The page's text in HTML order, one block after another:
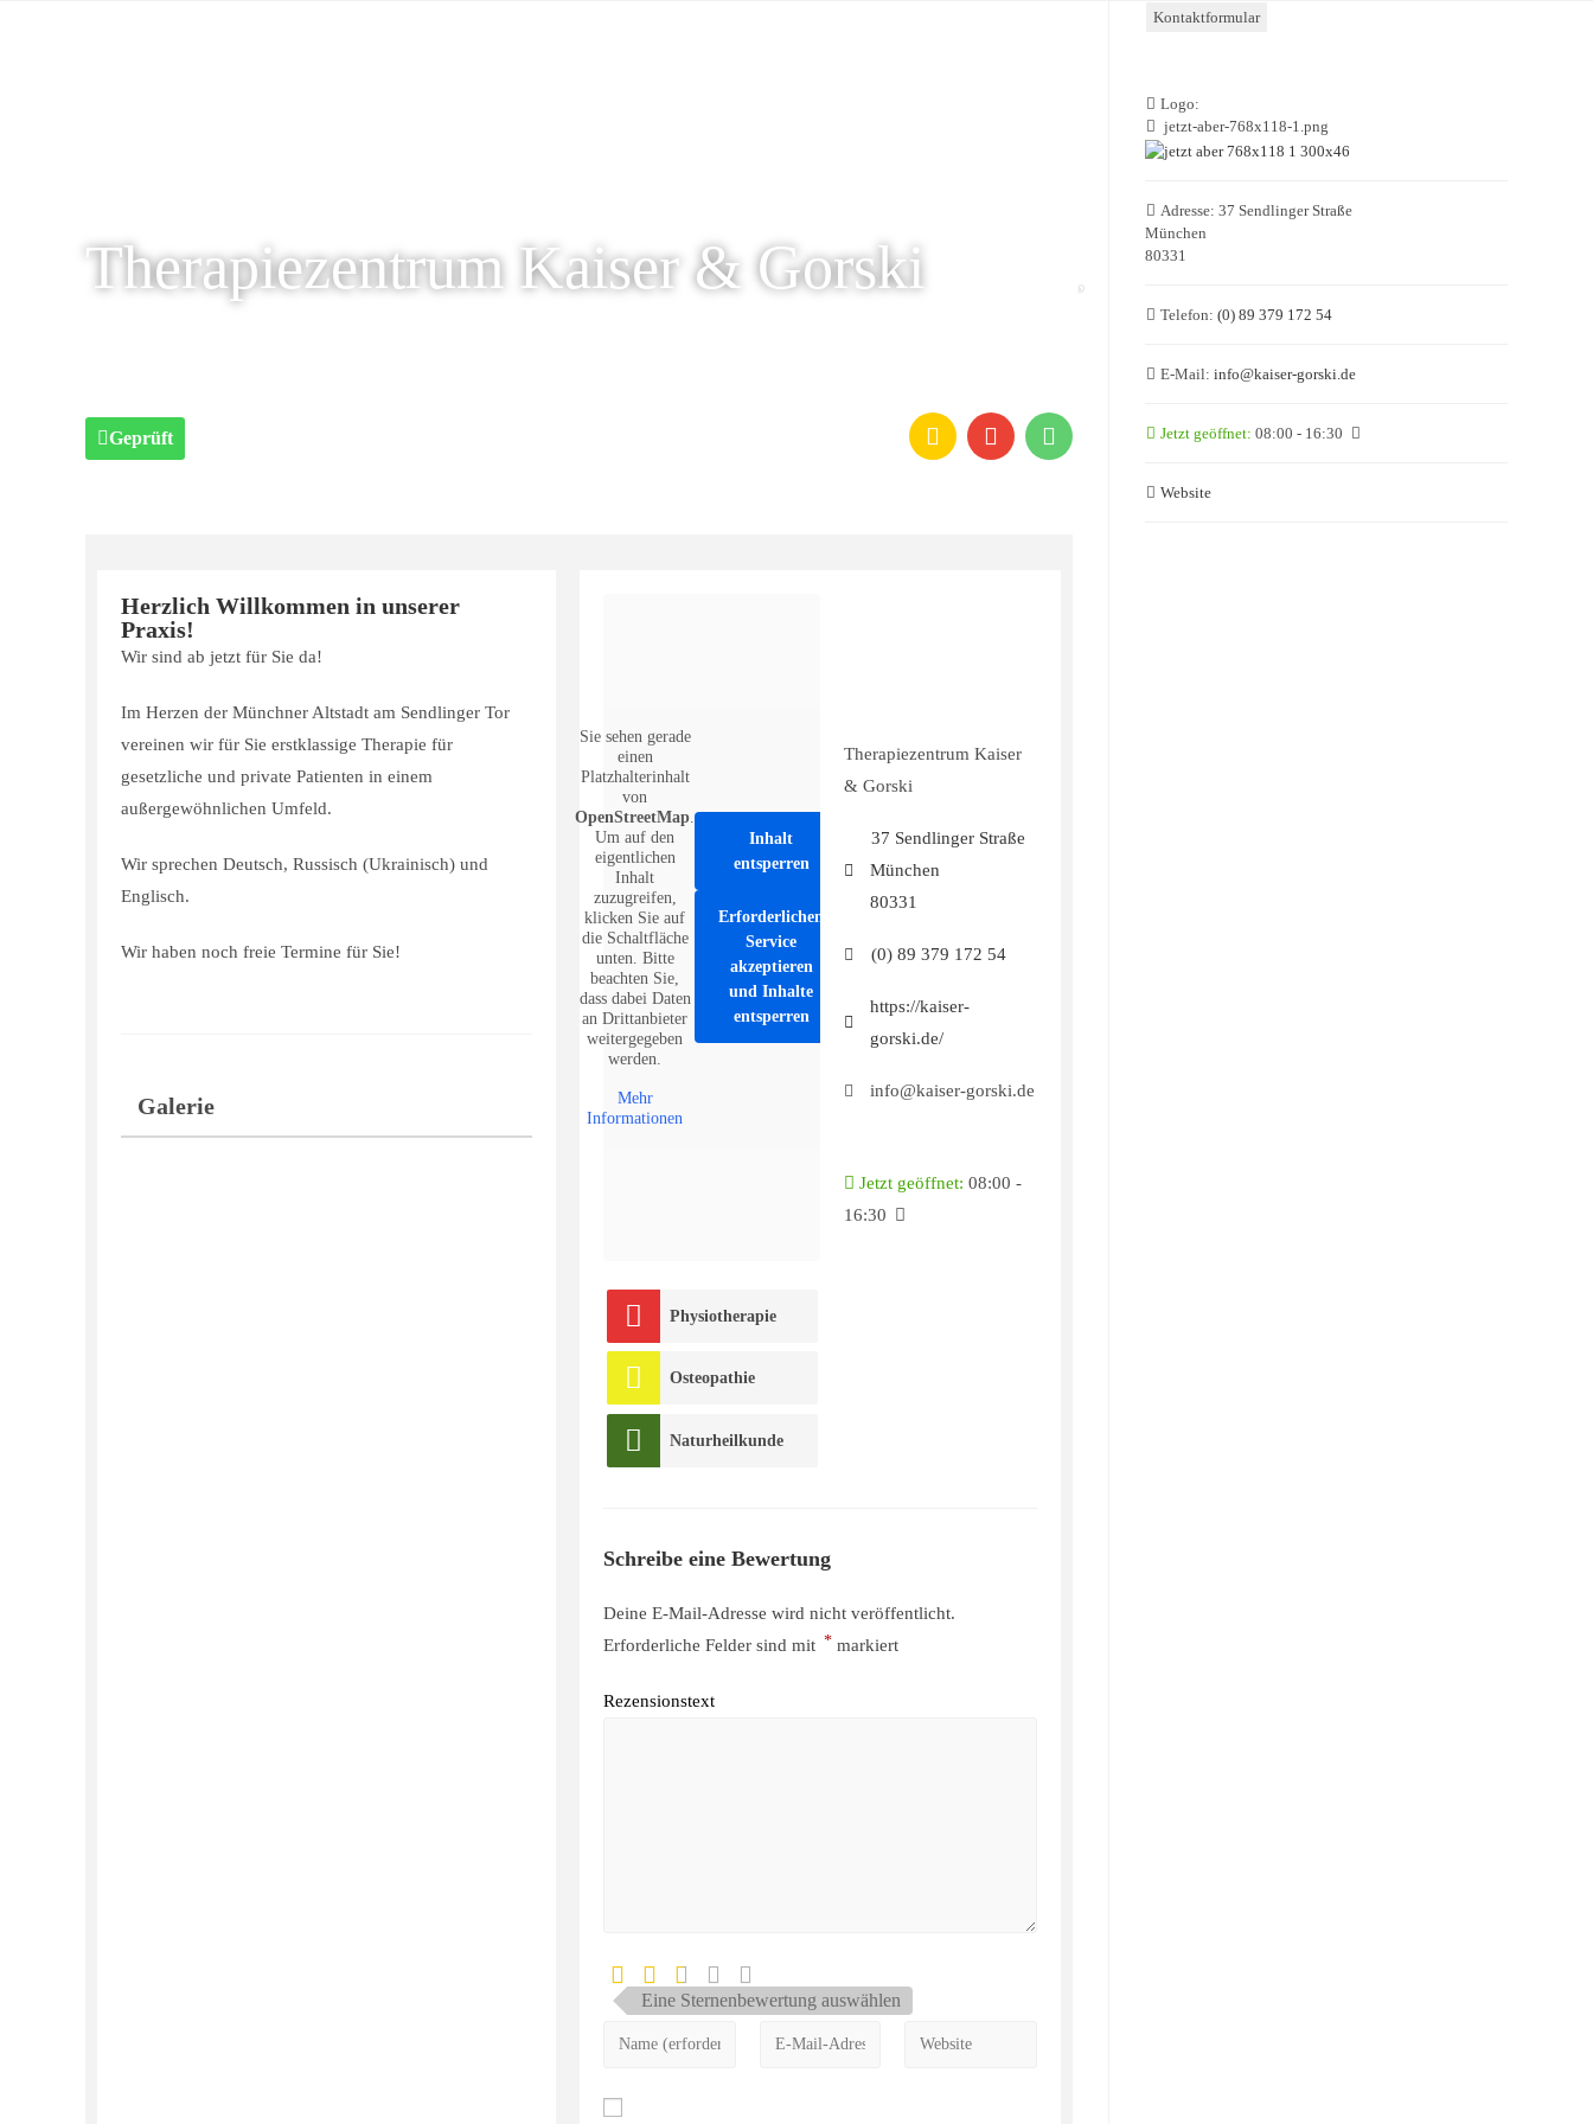
Therapiezentrum Kaiser & Gorski
Geprüft
Herzlich Willkommen in unserer
Praxis!
Wir sind ab jetzt für Sie da!
Im Herzen der Münchner Altstadt am Sendlinger Tor
vereinen wir für Sie erstklassige Therapie für
gesetzliche und private Patienten in einem
außergewöhnlichen Umfeld.
Wir sprechen Deutsch, Russisch (Ukrainisch) und
Englisch.
Wir haben noch freie Termine für Sie!
Galerie
Sie sehen gerade
einen
Platzhalterinhalt
von
OpenStreetMap.
Um auf den
eigentlichen
Inhalt
zuzugreifen,
klicken Sie auf
die Schaltfläche
unten. Bitte
beachten Sie,
dass dabei Daten
an Drittanbieter
weitergegeben
werden.
Mehr
Informationen
Inhalt
entsperren
Erforderlichen
Service
akzeptieren
und Inhalte
entsperren
Therapiezentrum Kaiser
& Gorski
37 Sendlinger Straße
München
80331
(0) 89 379 172 54
https://kaiser-
gorski.de/
info@kaiser-gorski.de
Jetzt geöffnet:08:00 -
16:30
Physiotherapie
Osteopathie
Naturheilkunde
Schreibe eine Bewertung
Deine E-Mail-Adresse wird nicht veröffentlicht.
Erforderliche Felder sind mit *markiert
Rezensionstext
Eine Sternenbewertung auswählen
Kontaktformular
Logo:
jetzt-aber-768x118-1.png
Adresse: 37 Sendlinger Straße
München
80331
Telefon: (0) 89 379 172 54
E-Mail: info@kaiser-gorski.de
Jetzt geöffnet: 08:00 - 16:30
Website